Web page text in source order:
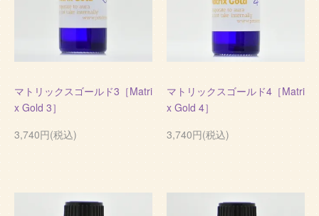
マトリックスゴールド3［Matri
x Gold 3］
3,740円(税込)
マトリックスゴールド4［Matri
x Gold 4］
3,740円(税込)